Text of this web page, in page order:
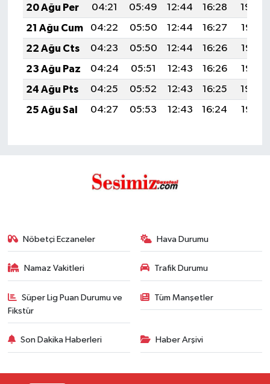
20 Ağu Per
04:21 05:49 12:44 16:28
19:30
21 Ağu Cum
04:22 05:50 12:44 16:27
19:28
22 Ağu Cts
04:23 05:50 12:44 16:26
19:27
23 Ağu Paz
04:24 05:51 12:43 16:26
19:26
24 Ağu Pts
04:25 05:52 12:43 16:25
19:24
25 Ağu Sal
04:27 05:53 12:43 16:24 19:23
Nöbetçi Eczaneler Hava Durumu
Namaz Vakitleri Trafik Durumu
Süper Lig Puan Durumu ve
Fikstür
Tüm Manşetler
Son Dakika Haberleri Haber Arşivi